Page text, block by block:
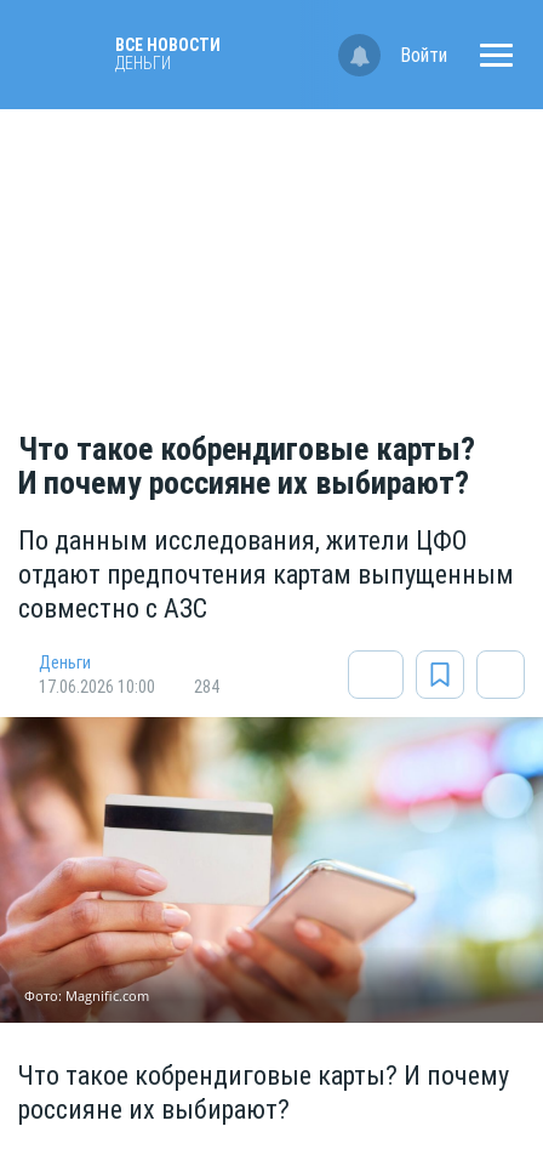
ВСЕ НОВОСТИ
ДЕНЬГИ
Войти
Что такое кобрендиговые карты?
И почему россияне их выбирают?
По данным исследования, жители ЦФО
отдают предпочтения картам выпущенным
совместно с АЗС
Деньги
17.06.2026 10:00
284
Фото: Мagnific.com
Что такое кобрендиговые карты? И почему
россияне их выбирают?